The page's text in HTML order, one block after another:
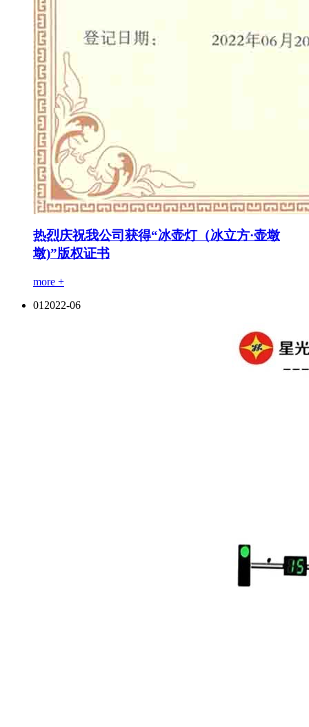
热烈庆祝我公司获得“冰壶灯（冰立方·壶墩
墩)”版权证书
more +
01 2022-06